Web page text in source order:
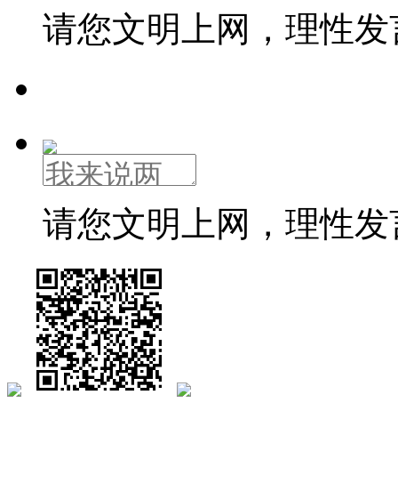
请您文明上网，理性
请您文明上网，理性